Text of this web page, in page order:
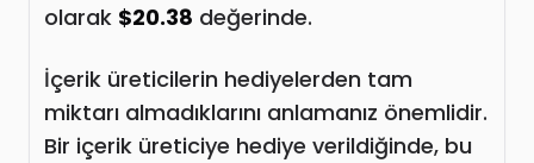
olarak $20.38 değerinde.
İçerik üreticilerin hediyelerden tam
miktarı almadıklarını anlamanız önemlidir.
Bir içerik üreticiye hediye verildiğinde, bu